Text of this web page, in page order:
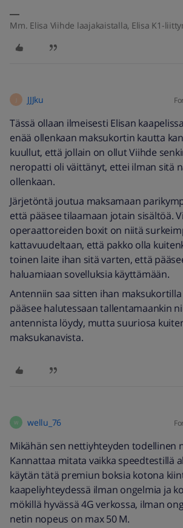
Mm. Elisa Viihde laajakaistalla, Elisa K1-
JJJku
Tässä ollaan ilmeisesti Elisan
enää ollenkaan maksukortin kautta
kuullut, että jollain on ollut Viihde
neropatti oli väittänyt, ettei ilman sitä
ollenkaan.
Järjetöntä joutua maksamaan
että pääsee tilaamaan jotain sisältöä.
operaattoreiden boxit on niitä
kattavuudeltaan, että pakko olla
toinen laite ihan sitä varten, että
haluamiaan sovelluksia käyttämään.
Antenniin saa sitten ihan maksukortilla
pääsee halutessaan tallentamaankin
antennista löydy, mutta suuriosa
maksukanavista.
W wellu_76
Mikähän sen nettiyhteyden todellinen
Kannattaa mitata vaikka speedtestillä
käytän tätä premiun boksia kotona
kaapeliyhteydessä ilman ongelmia ja
mökillä hyvässä 4G verkossa, ilman
netin nopeus on max 50 M.